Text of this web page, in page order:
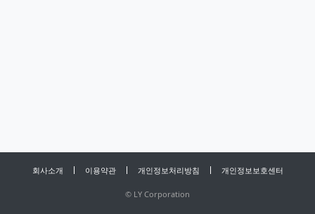
회사소개 이용약관 개인정보처리방침 개인정보보호센터
© LY Corporation